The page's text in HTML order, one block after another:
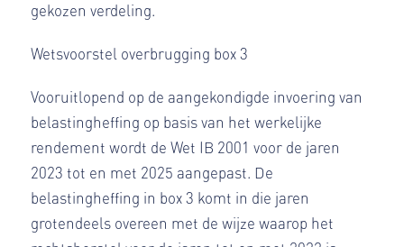
gekozen verdeling.
Wetsvoorstel overbrugging box 3
Vooruitlopend op de aangekondigde invoering van
belastingheffing op basis van het werkelijke
rendement wordt de Wet IB 2001 voor de jaren
2023 tot en met 2025 aangepast. De
belastingheffing in box 3 komt in die jaren
grotendeels overeen met de wijze waarop het